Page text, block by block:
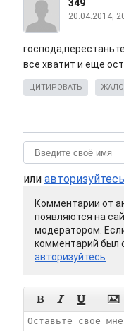
349
20.04.2014,
все хватит и еще
ЦИТИРОВАТЬ
или авторизуйтесь
Комментарии от
появляются на
модератором.
комментарий был
авторизуйтесь
   